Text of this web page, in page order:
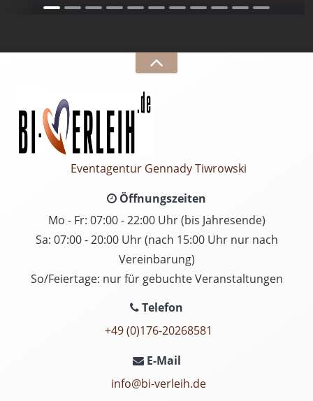
Eventagentur Gennady Tiwrowski
Öffnungszeiten
Mo - Fr: 07:00 - 22:00 Uhr (bis Jahresende)
Sa: 07:00 - 20:00 Uhr (nach 15:00 Uhr nur nach
Vereinbarung)
So/Feiertage: nur für gebuchte Veranstaltungen
Telefon
+49 (0)176-20268581
E-Mail
info@bi-verleih.de